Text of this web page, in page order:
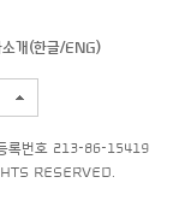
개(한글/ENG)
록번호 213-86-15419
RESERVED.